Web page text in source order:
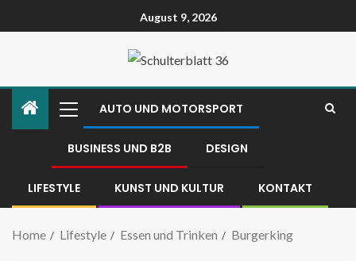
August 9, 2026
AUTO UND MOTORSPORT
BUSINESS UND B2B DESIGN
LIFESTYLE KUNST UND KULTUR KONTAKT
Home Lifestyle Essen und Trinken Burgerking